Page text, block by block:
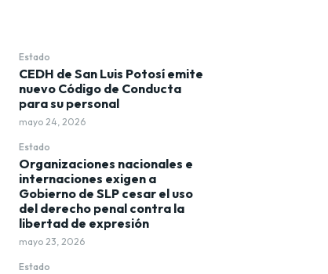
Estado
CEDH de San Luis Potosí emite
nuevo Código de Conducta
para su personal
mayo 24, 2026
Estado
Organizaciones nacionales e
internaciones exigen a
Gobierno de SLP cesar el uso
del derecho penal contra la
libertad de expresión
mayo 23, 2026
Estado